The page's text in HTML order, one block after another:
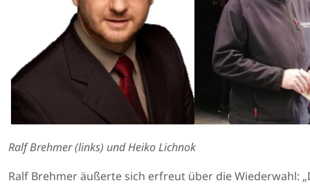
Ralf Brehmer (links) und Heiko Lichnok
Ralf Brehmer äußerte sich erfreut über die Wiederwahl: